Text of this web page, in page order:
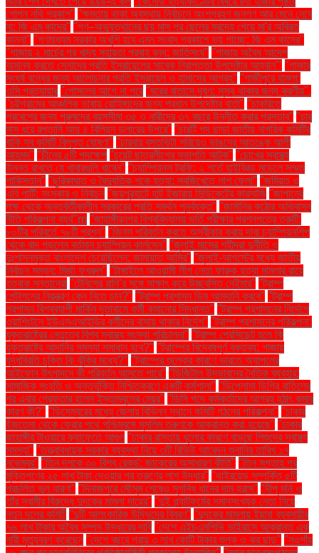
গোপন নথি প্রকাশ" "ক্ষমতায় থাকা অবস্থায় নির্বাচনে অংশগ্রহণ জনগণ আর মেনে নেবে
না: জি এম কাদের" "গণ–অভ্যুত্থানের ছয় মাস পর ছেলের মরদেহ পেয়ে মা'র অবিরত
কান্না" "গণমাধ্যম সরকার অখুশি হবে এমন সংবাদ প্রকাশে ভয় পাচ্ছে: জি এম কাদের"
"গাজায় ২ মার্চের পর খাদ্য সহায়তা প্রবাহ বন্ধ: জাতিসংঘ" "গাজায় অবৈধ আদেশ
অমান্য করতে সেনাদের প্রতি ইসরায়েলের সাবেক নিরাপত্তা উপদেষ্টার আহ্বান"' "গাজার
সংঘর্ষ বন্ধের জন্য আলোচনার প্রতি ইসরায়েল ও হামাসের আগ্রহ" "গাজীপুরে হামলা:
ওসি প্রত্যাহার "গোসলের আগে না পরে "ঘরের বাতাসে দূষণ: সুস্থ থাকার জন্য করণীয়".
"চট্টগ্রামের আঞ্চলিক ভাষায় রোহিঙ্গাদের জন্য প্রধান উপদেষ্টার বার্তা" "চাকরিতে
প্রবেশের জন্য পুরুষদের বয়সসীমা ৩৫ ও নারীদের ৩৭ বছরে উন্নীত করার প্রস্তাব" "চার
মাস ধরে রপ্তানি আয় ৪ বিলিয়ন ডলারের উপরে" "চারটি পদ ছাড়া জাতীয় নাগরিক কমিটির
বাকি সব কমিটি বিলুপ্ত ঘোষণা" "চারবার বসতভিটা সরিয়েও ভাঙনের আতঙ্কে আলী
আহমদ" "চীনের ৫টি পদক্ষেপ "চুয়েট ছাত্রলীগের সভাপতি আটক" "চোখের স্বাস্থ্য
উন্নত রাখতে যে খাবারগুলি খাবেন" "চ্যাম্পিয়নস ট্রফি: ২ শর্তে হাইব্রিড মডেলে সম্মত
পাকিস্তান" "ছুরিকাঘাত ও বৈদ্যুতিক শকে হত্যা: সবজিখেতে লাশ ফেলা" "জমিয়ত ও
এবি পার্টি: সংস্কার ও নির্বাচন "জয়পুরহাটে হাট ইজারায় সিন্ডিকেটের কারসাজি "জাপানের
পক্ষ থেকে অন্তর্বর্তীকালীন সরকারের প্রতি সমর্থন পুনর্ব্যক্ত" "জার্মানির কঠোর অভিবাসন
নীতি পরিকল্পনা ব্যর্থ"m "জাহাঙ্গীরনগর বিশ্ববিদ্যালয় ভর্তি পরীক্ষার প্রশ্নপত্রে ত্রুটি:
৮০টির পরিবর্তে ৭৮টি প্রশ্ন" "জিনস পরিবর্তন করতে অস্বীকার করায় দাবা চ্যাম্পিয়নশিপ
থেকে বাদ পড়লেন বর্তমান চ্যাম্পিয়ন কার্লসেন" "জুলাই মাসের শহীদরা দুর্নীতি ও
দুঃশাসনমুক্ত বাংলাদেশ চেয়েছিলেন: জামায়াত আমির" "জুলাই-আগস্টের মধ্যে জাতীয়
নির্বাচন সম্ভব: মির্জা ফখরুল" "টাঙ্গাইলে আওয়ামী লীগ নেতা ফারুক হত্যা মামলার রায়ে
হতবাক সন্তানেরা "টেনিসের রানি’র সঙ্গে সাক্ষাৎ করে উচ্ছ্বসিত নেইমার" "ট্রাম্প
পেন্টাগনের নিয়ন্ত্রণ কেন নিতে চান?" "ট্রাম্প প্রশাসন ডিম আমদানি করবে" "ট্রাম্প
প্রশাসন বিশ্বব্যাপী মার্কিন দূতাবাসে কর্মী কমানোর সিদ্ধান্ত" "ট্রাম্প প্রশাসনের নির্দেশে
ওয়াশিংটনে ইউএসএআইডির কর্মীদের বাসায় থাকার নির্দেশ" "ট্রাম্প প্রশাসনের পরিকল্পনা:
যুক্তরাষ্ট্রের নেতৃত্বে বিশ্ব স্বাস্থ্য সংস্থা পরিচালনা" "ট্রাম্প প্রেসিডেন্ট হলে কি
যুক্তরাষ্ট্রে আদানির সমস্যা সমাধান হবে?" "ট্রাম্পের বিদ্বেষপূর্ণ বক্তব্য: গাজায়
যুদ্ধবিরতি চুক্তি কি ঝুঁকির মধ্যে?" "ট্রাম্পের শুল্কের কারণে ভারতে অ্যাপলের
আইফোন উৎপাদনে কী পরিবর্তন আসতে পারে" "ডিজিটাল উদ্ভাবনের নৈতিক ব্যবহার:
সামাজিক সংহতি ও অন্তর্ভুক্তি নিশ্চিতকরণে একটি কর্মশালা" "ডিপ্লোমা ডিগ্রি বাতিলের
পর এবার গ্রেফতার হলেন ইস্তাম্বুলের মেয়র" "ডিসি পদে কর্মকর্তাদের আগ্রহ হঠাৎ কমার
কারণ কী?" "ডিসেম্বরের মধ্যে জেলার বিভিন্ন স্থানে কমিটি গঠনের পরিকল্পনা" "ঢাকার
ইজতেমা থেকে ফেরার পথে পশ্চিমবঙ্গে মুসলিম তরুণকে আক্রান্ত করা হয়েছে" "ঢাকার
জাহাঙ্গীর টাওয়ারে ক্যাফেতে আগুন "ঢাকার রাস্তায় ধুলোর কারণে বাড়ছে শিশুদের স্বাস্থ্য
সমস্যা" "তত্ত্বাবধায়ক সরকার ব্যবস্থা নিয়ে ৩টি রিভিউ আবেদন শুনানির তারিখ ১৭
নভেম্বর" "তিন দশকে ৩০ বিশ্ব রেকর্ড: জাকেরের অসাধারণ কীর্তি" "তিন সপ্তাহ পর
মুক্তিপণের ২৫ লাখ টাকা দেওয়ার পর তরুণের লাশ উদ্ধার" "থাইরয়েড সম্পর্কিত ৫টি
প্রচলিত ভুল ধারণা" "দিনাজপুরে মৌসুম শেষেও সুগন্ধি ধানের দাম হ্রাস" "দীপু মনি ও
তাঁর স্বামীর বিরুদ্ধে দুদকের মামলা দায়ের" "দুই প্ল্যাটফর্মের সমানসংখ্যক নেতা নিয়ে
নতুন দলের কমিটি "দুটি আলংকারিক উদ্ভিদের বিবরণ" "দুদকের মামলায় ইয়াবা ব্যবসায়ীর
৭৬ লাখ টাকার অবৈধ সম্পদ উদ্ধারের দাবি "দেশে এইচএমপিভি ভাইরাসে আক্রান্ত এক
নারী মৃত্যুবরণ করেছেন "দেশে বছরে প্রায় ৩ লাখ কোটি টাকার শুল্ক ও কর ছাড়" "নওগাঁয়